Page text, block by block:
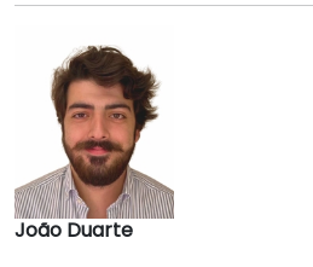
João Duarte